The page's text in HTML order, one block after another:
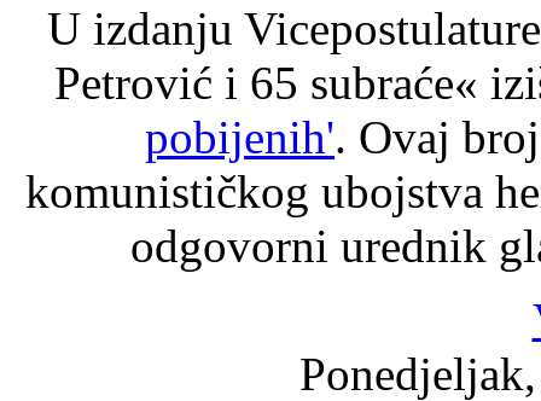
U izdanju
Petrović i 65 subraće«
pobijenih'. Ovaj
komunističkog ubojstva
odgovorni urednik